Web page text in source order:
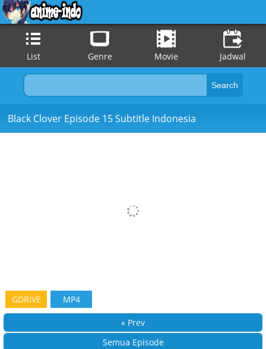
List Genre Movie Jadwal
Black Clover Episode 15 Subtitle Indonesia
GDRIVE MP4
« Prev
Semua Episode